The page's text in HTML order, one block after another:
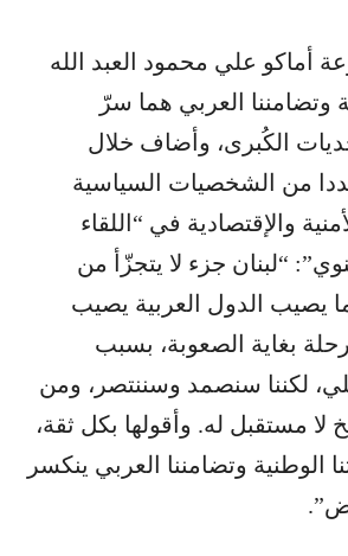
أماكو علي محمود العبد الله
وتضامننا العربي هما سرّ
الكُبرى، وأضاف خلال
من الشخصيات السياسية
والإقتصادية في “اللقاء
“لبنان جزء لا يتجزّأ من
يصيب الدول العربية يصيب
بغاية الصعوبة، بسبب
لكننا سنصمد وسننتصر، ومن
لا مستقبل له. وأقولها بكل ثقة،
وتضامننا العربي ينكسر